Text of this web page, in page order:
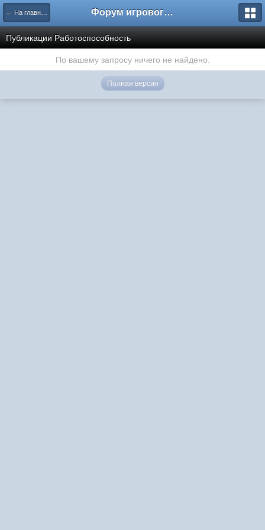
← На главную Форум игрового проекта Riverrise
Публикации Работоспособность
По вашему запросу ничего не найдено.
Полная версия